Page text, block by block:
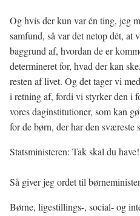
Og hvis der kun var én ting, jeg
samfund, så var det netop dét, at
baggrund af, hvordan de er
determineret for, hvad der kan
resten af livet. Og det tager vi
i retning af, fordi vi styrker den i
vores daginstitutioner, som kan
for de børn, der har den sværeste
Statsministeren: Tak skal du have!
Så giver jeg ordet til
Børne, ligestillings-, social- og